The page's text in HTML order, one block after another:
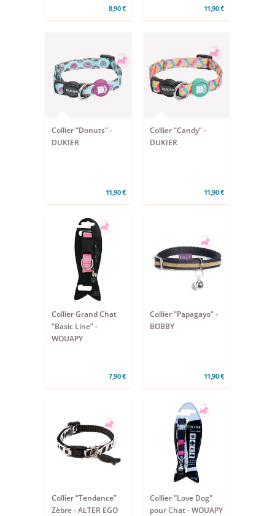
8,90 € 11,90 €
Collier “Donuts” -
DUKIER
11,90 €
Collier “Candy” -
DUKIER
11,90 €
Collier Grand Chat
“Basic Line” -
WOUAPY
7,90 €
Collier "Papagayo" -
BOBBY
11,90 €
Collier “Tendance”
Zèbre - ALTER EGO
Collier "Love Dog"
pour Chat - WOUAPY